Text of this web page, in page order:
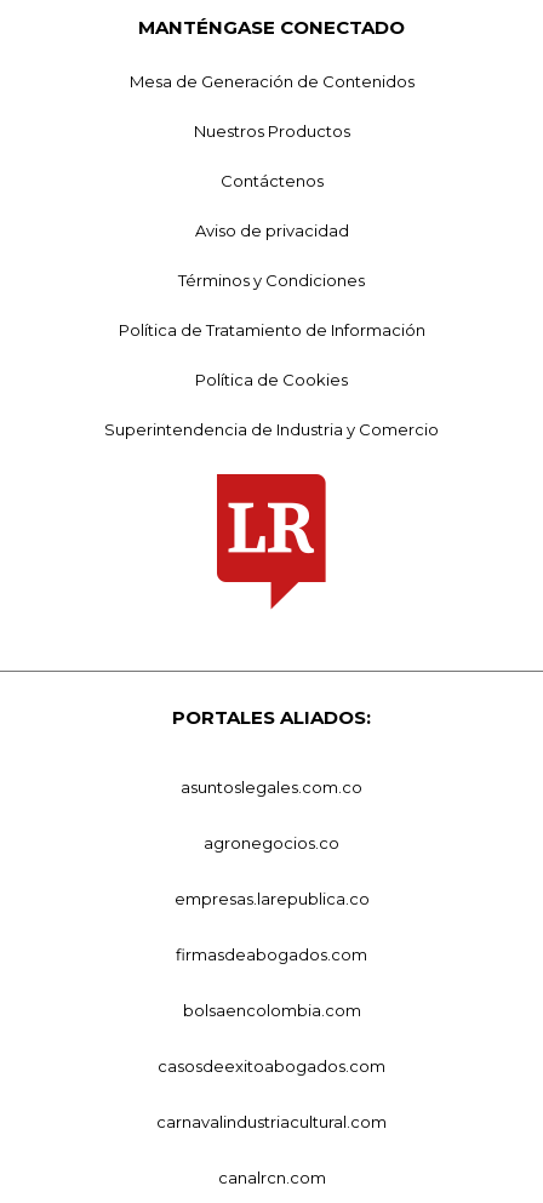
MANTÉNGASE CONECTADO
Mesa de Generación de Contenidos
Nuestros Productos
Contáctenos
Aviso de privacidad
Términos y Condiciones
Política de Tratamiento de Información
Política de Cookies
Superintendencia de Industria y Comercio
PORTALES ALIADOS:
asuntoslegales.com.co
agronegocios.co
empresas.larepublica.co
firmasdeabogados.com
bolsaencolombia.com
casosdeexitoabogados.com
carnavalindustriacultural.com
canalrcn.com